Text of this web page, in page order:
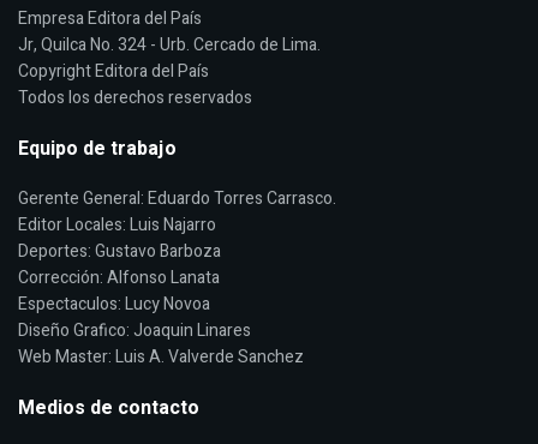
Empresa Editora del País
Jr, Quilca No. 324 - Urb. Cercado de Lima.
Copyright Editora del País
Todos los derechos reservados
Equipo de trabajo
Gerente General: Eduardo Torres Carrasco.
Editor Locales: Luis Najarro
Deportes: Gustavo Barboza
Corrección: Alfonso Lanata
Espectaculos: Lucy Novoa
Diseño Grafico: Joaquin Linares
Web Master: Luis A. Valverde Sanchez
Medios de contacto